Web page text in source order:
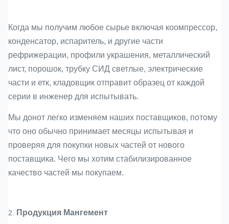
Когда мы получим любое сырье включая коомпрессор,
конденсатор, испаритель, и другие части
рефрижерации, профили украшения, металлический
лист, порошок, трубку СИД светлые, электрические
части и етк, кладовщик отправит образец от каждой
серии в инженер для испытывать.
Мы донот легко изменяем наших поставщиков, потому
что оно обычно принимает месяцы испытывая и
проверяя для покупки новых частей от нового
поставщика. Чего мы хотим стабилизированное
качество частей мы покупаем.
2. Продукция Мангемент